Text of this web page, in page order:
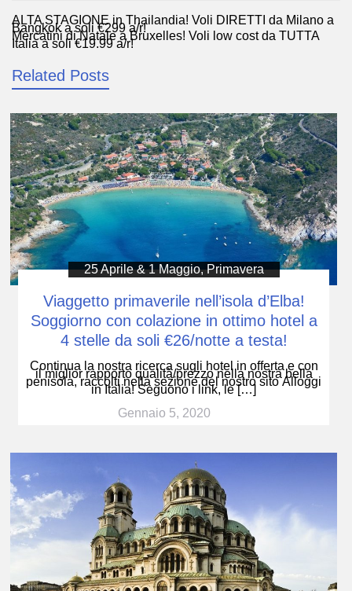
Navigazione
articoli
ALTA STAGIONE in Thailandia! Voli DIRETTI da Milano a
Bangkok a soli €299 a/r!
Mercatini di Natale a Bruxelles! Voli low cost da TUTTA
Italia a soli €19,99 a/r!
Related Posts
25 Aprile & 1 Maggio,Primavera
Viaggetto primaverile nell’isola d’Elba!
Soggiorno con colazione in ottimo hotel a
4 stelle da soli €26/notte a testa!
Continua la nostra ricerca sugli hotel in offerta e con
il miglior rapporto qualità/prezzo nella nostra bella
penisola, raccolti nella sezione del nostro sito Alloggi
in Italia! Seguono i link, le […]
Gennaio 5, 2020